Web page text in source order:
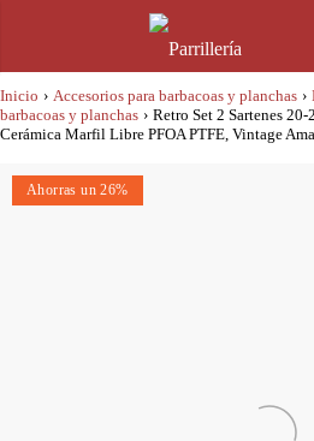
Inicio › Accesorios para barbacoas y planchas ›
barbacoas y planchas › Retro Set 2 Sartenes
Cerámica Marfil Libre PFOA PTFE, Vintage
Ahorras un 26%